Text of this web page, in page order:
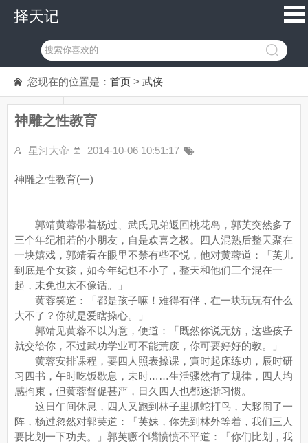
择天记
您现在的位置是： 首页 > 武侠
神雕之性教育
星河大帝 2014-10-06 10:51:17
神雕之性教育(一)
郭靖黄蓉带着杨过、武氏兄弟返回桃花岛，郭芙突然多了
三个年纪相若的小朋友，自是欢喜之极。四人混熟后整天聚在
一块嬉戏，郭靖看在眼里不禁有些不悦，他对黄蓉道：「芙儿
到底是个女孩，如今年纪也不小了，整天和他们三个混在一
起，未免也太不像话。」
黄蓉笑道：「都是孩子嘛！难得有伴，在一块玩玩有什么
大不了？你就是爱瞎操心。」
郭靖见黄蓉不以为意，便道：「既然你说无妨，这些孩子
就交给你，不过武功学业可不能荒废，你可要好好的教。」
黄蓉安排课程，要四人照表操课，寅时起床练功，辰时研
习四书，午时吃饭歇息，未时……生活骤然有了规律，四人均
感拘束，但黄蓉督促甚严，日久四人也都逐渐习惯。
这日午间休息，四人又跑到林子里抓蛇打鸟，大夥闹了一
阵，杨过忽然对郭芙道：「芙妹，你先到林外等着，我们三人
要比划一下功夫。」郭芙噘个嘴愤愤不平道：「你们比划，我